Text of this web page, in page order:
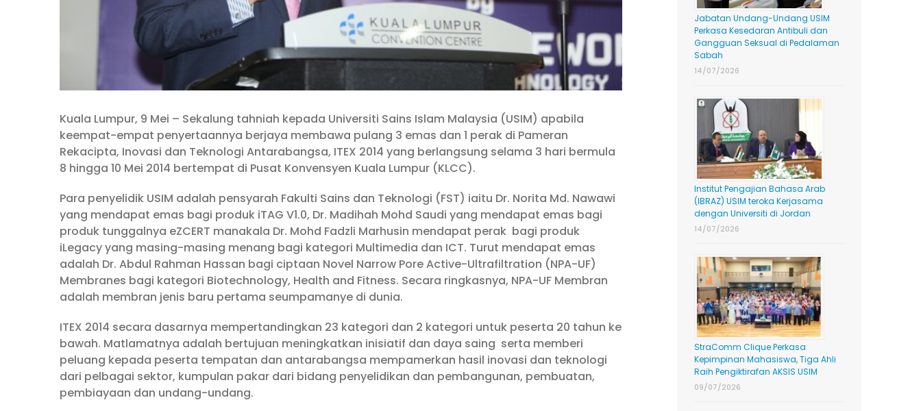
Kuala Lumpur, 9 Mei – Sekalung tahniah kepada Universiti Sains Islam Malaysia (USIM) apabila
keempat-empat penyertaannya berjaya membawa pulang 3 emas dan 1 perak di Pameran
Rekacipta, Inovasi dan Teknologi Antarabangsa, ITEX 2014 yang berlangsung selama 3 hari bermula
8 hingga 10 Mei 2014 bertempat di Pusat Konvensyen Kuala Lumpur (KLCC).
Para penyelidik USIM adalah pensyarah Fakulti Sains dan Teknologi (FST) iaitu Dr. Norita Md. Nawawi
yang mendapat emas bagi produk iTAG V1.0, Dr. Madihah Mohd Saudi yang mendapat emas bagi
produk tunggalnya eZCERT manakala Dr. Mohd Fadzli Marhusin mendapat perak bagi produk
iLegacy yang masing-masing menang bagi kategori Multimedia dan ICT. Turut mendapat emas
adalah Dr. Abdul Rahman Hassan bagi ciptaan Novel Narrow Pore Active-Ultrafiltration (NPA-UF)
Membranes bagi kategori Biotechnology, Health and Fitness. Secara ringkasnya, NPA-UF Membran
adalah membran jenis baru pertama seumpamanye di dunia.
ITEX 2014 secara dasarnya mempertandingkan 23 kategori dan 2 kategori untuk peserta 20 tahun ke
bawah. Matlamatnya adalah bertujuan meningkatkan inisiatif dan daya saing serta memberi
peluang kepada peserta tempatan dan antarabangsa mempamerkan hasil inovasi dan teknologi
dari pelbagai sektor, kumpulan pakar dari bidang penyelidikan dan pembangunan, pembuatan,
pembiayaan dan undang-undang.
Jabatan Undang-Undang USIM
Perkasa Kesedaran Antibuli dan
Gangguan Seksual di Pedalaman
Sabah
14/07/2026
Institut Pengajian Bahasa Arab
(IBRAZ) USIM teroka Kerjasama
dengan Universiti di Jordan
14/07/2026
StraComm Clique Perkasa
Kepimpinan Mahasiswa, Tiga Ahli
Raih Pengiktirafan AKSIS USIM
09/07/2026